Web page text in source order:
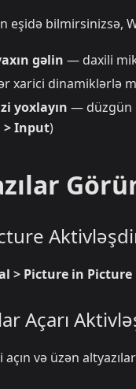
eşidə bilmirsinizsə,
gəlin — daxili
xarici dinamiklərlə
yoxlayın — düzgün
> Input)
> Picture in Picture
Açarı
və üzən